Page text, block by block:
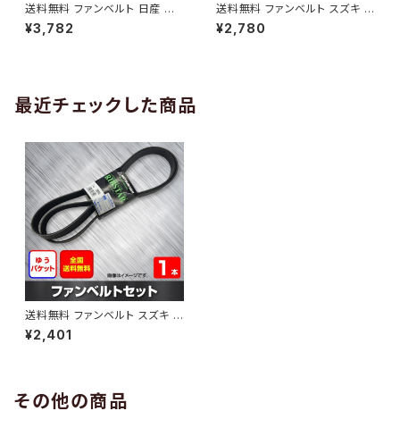
送料無料 ファンベルト 日産 キ
ューブ 型式Z12 H20.11～H24.
10 （国内トップメーカー） 1本 H
¥3,782
送料無料 ファンベルト スズキ ワ
ゴンR 型式MH34S H24.09～
H29.02 （国内トップメーカー）
¥2,780
最近チェックした商品
送料無料 ファンベルト スズキ M
Rワゴン 型式MF33S H23.01
～H28.03 （国内トップメーカ
¥2,401
その他の商品